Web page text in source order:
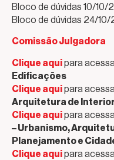
Bloco de dúvidas 10/10/
Bloco de dúvidas 24/10/
Comissão Julgadora
Clique aquipara
Edificações
Clique aquipara
Arquitetura de
Clique aquipara
– Urbanismo,
Planejamento e
Clique aquipara